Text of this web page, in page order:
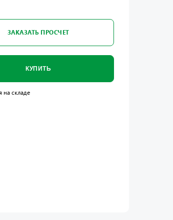
ЗАКАЗАТЬ ПРОСЧЕТ
КУПИТЬ
на складе